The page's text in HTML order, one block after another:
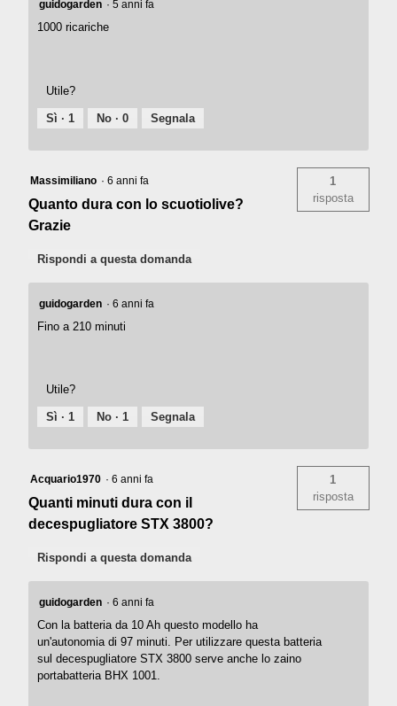
guidogarden · 5 anni fa
1000 ricariche
Utile?
Sì · 1 No ·0 Segnala
Massimiliano · 6 anni fa
Quanto dura con lo scuotiolive?
Grazie
1
risposta
Rispondi a questa domanda
guidogarden · 6 anni fa
Fino a 210 minuti
Utile?
Sì · 1 No · 1 Segnala
Acquario1970 · 6 anni fa
Quanti minuti dura con il
decespugliatore STX 3800?
1
risposta
Rispondi a questa domanda
guidogarden · 6 anni fa
Con la batteria da 10 Ah questo modello ha
un'autonomia di 97 minuti. Per utilizzare questa batteria
sul decespugliatore STX 3800 serve anche lo zaino
portabatteria BHX 1001.